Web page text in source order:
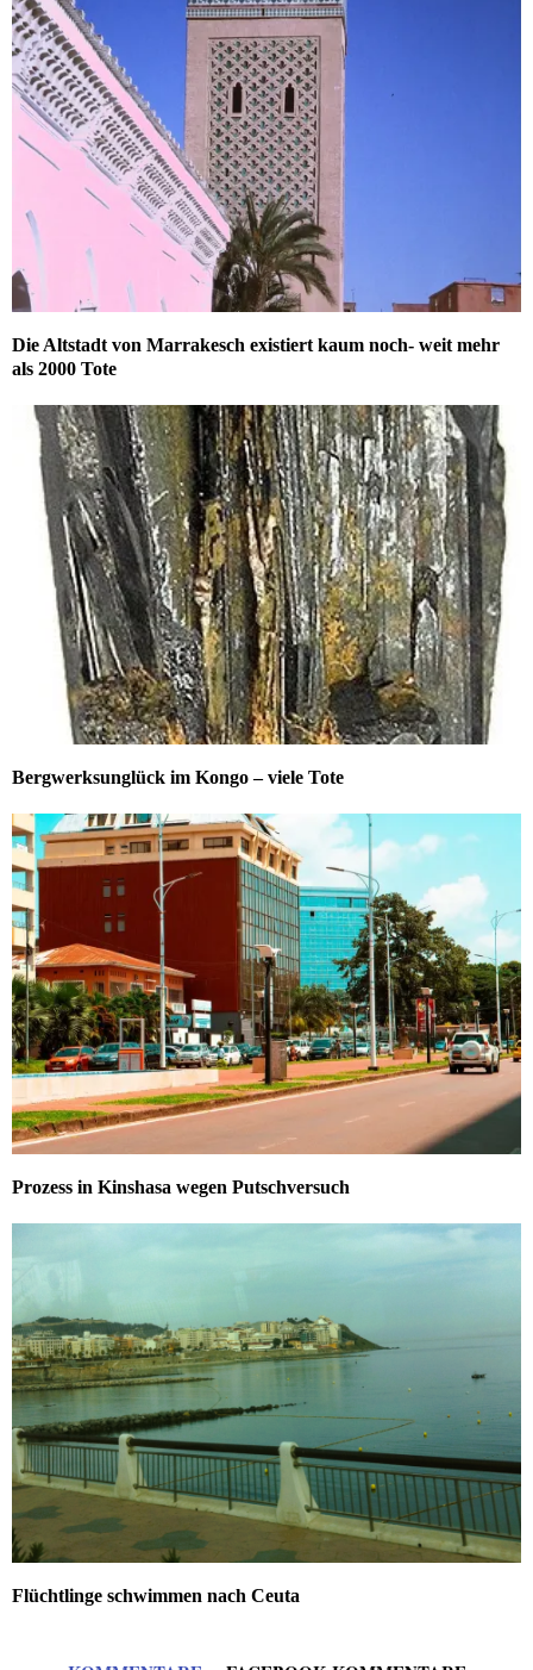
Die Altstadt von Marrakesch existiert kaum noch- weit mehr
als 2000 Tote
Bergwerksunglück im Kongo – viele Tote
Prozess in Kinshasa wegen Putschversuch
Flüchtlinge schwimmen nach Ceuta